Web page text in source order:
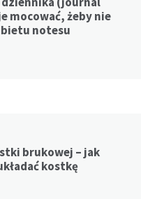
mocować, żeby nie
notesu
brukowej – jak
kostkę